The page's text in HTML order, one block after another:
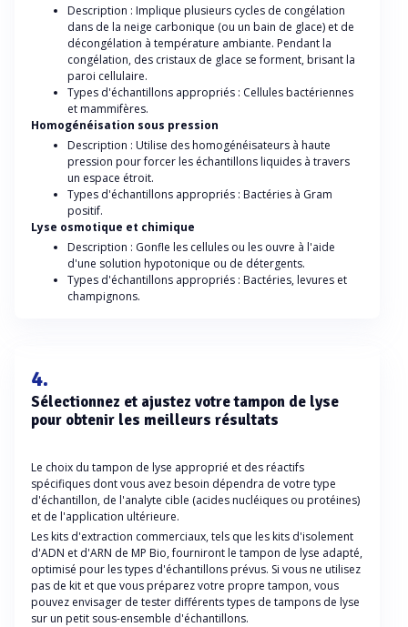
Description : Implique plusieurs cycles de congélation
dans de la neige carbonique (ou un bain de glace) et de
décongélation à température ambiante. Pendant la
congélation, des cristaux de glace se forment, brisant la
paroi cellulaire.
Types d'échantillons appropriés : Cellules bactériennes
et mammifères.
Homogénéisation sous pression
Description : Utilise des homogénéisateurs à haute
pression pour forcer les échantillons liquides à travers
un espace étroit.
Types d'échantillons appropriés : Bactéries à Gram
positif.
Lyse osmotique et chimique
Description : Gonfle les cellules ou les ouvre à l'aide
d'une solution hypotonique ou de détergents.
Types d'échantillons appropriés : Bactéries, levures et
champignons.
4.
Sélectionnez et ajustez votre tampon de lyse
pour obtenir les meilleurs résultats
Le choix du tampon de lyse approprié et des réactifs
spécifiques dont vous avez besoin dépendra de votre type
d'échantillon, de l'analyte cible (acides nucléiques ou protéines)
et de l'application ultérieure.
Les kits d'extraction commerciaux, tels que les kits d'isolement
d'ADN et d'ARN de MP Bio, fourniront le tampon de lyse adapté,
optimisé pour les types d'échantillons prévus. Si vous ne utilisez
pas de kit et que vous préparez votre propre tampon, vous
pouvez envisager de tester différents types de tampons de lyse
sur un petit sous-ensemble d'échantillons.